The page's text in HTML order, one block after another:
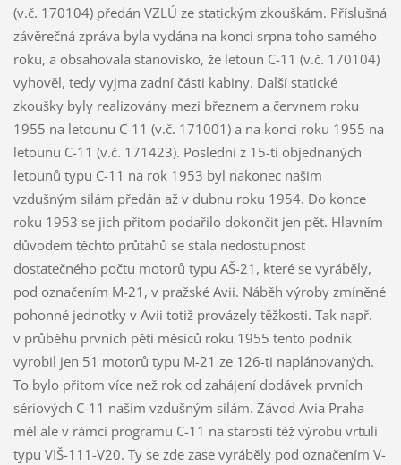
(v.č. 170104) předán VZLÚ ze statickým zkouškám. Příslušná
závěrečná zpráva byla vydána na konci srpna toho samého
roku, a obsahovala stanovisko, že letoun C-11 (v.č. 170104)
vyhověl, tedy vyjma zadní části kabiny. Další statické
zkoušky byly realizovány mezi březnem a červnem roku
1955 na letounu C-11 (v.č. 171001) a na konci roku 1955 na
letounu C-11 (v.č. 171423). Poslední z 15-ti objednaných
letounů typu C-11 na rok 1953 byl nakonec našim
vzdušným silám předán až v dubnu roku 1954. Do konce
roku 1953 se jich přitom podařilo dokončit jen pět. Hlavním
důvodem těchto průtahů se stala nedostupnost
dostatečného počtu motorů typu AŠ-21, které se vyráběly,
pod označením M-21, v pražské Avii. Náběh výroby zmíněné
pohonné jednotky v Avii totiž provázely těžkosti. Tak např.
v průběhu prvních pěti měsíců roku 1955 tento podnik
vyrobil jen 51 motorů typu M-21 ze 126-ti naplánovaných.
To bylo přitom více než rok od zahájení dodávek prvních
sériových C-11 našim vzdušným silám. Závod Avia Praha
měl ale v rámci programu C-11 na starosti též výrobu vrtulí
typu VIŠ-111-V20. Ty se zde zase vyráběly pod označením V-